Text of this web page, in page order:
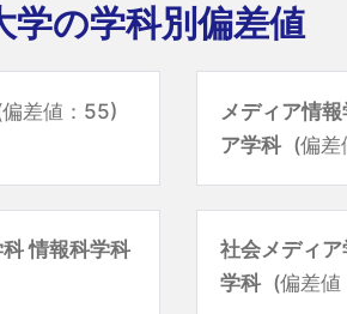
学の学科別偏差値
差値：55)
メディア情
ア学科 (偏
情報科学科
社会メディ
学科 (偏差